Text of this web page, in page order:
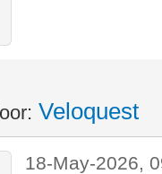
Veloquest
18-May-2026,